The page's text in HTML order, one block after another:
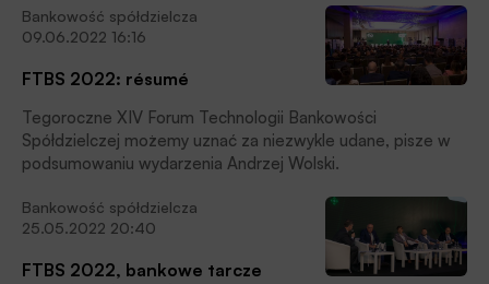
rozmawiamy z Bartoszem Wójcickim, dyrektorem Biura
Usług Antyfraudowych BIK, który prezentował prace Biura
Informacji Kredytowej nad stworzeniem sektorowego
rozwiązania opartego na biometrii behawioralnej.
Bankowość spółdzielcza
09.06.2022 16:16
FTBS 2022: résumé
Tegoroczne XIV Forum Technologii Bankowości
Spółdzielczej możemy uznać za niezwykle udane, pisze w
podsumowaniu wydarzenia Andrzej Wolski.
Bankowość spółdzielcza
25.05.2022 20:40
FTBS 2022, bankowe tarcze